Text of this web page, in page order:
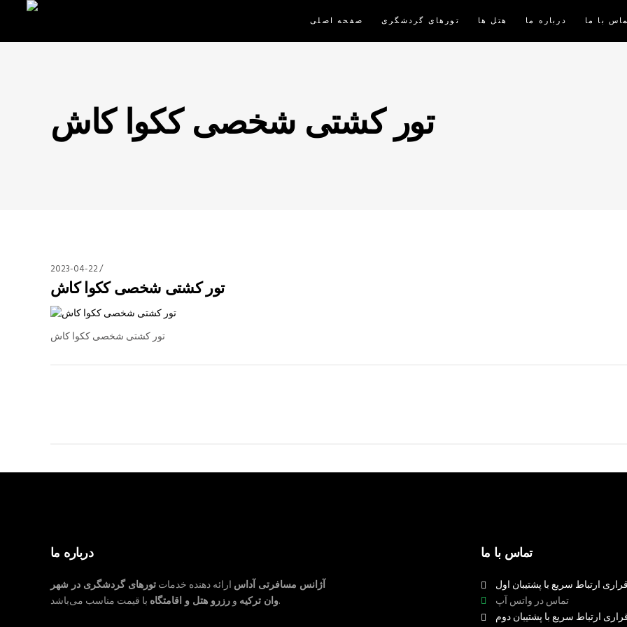
صفحه اصلی تورهای گردشگری هتل ها درباره ما با ما
تور کشتی شخصی ککوا کاش
2023-04-22
تور کشتی شخصی ککوا کاش
تور کشتی شخصی ککوا کاش
درباره ما
آژانس مسافرتی آداس ارائه دهنده خدماتتورهای گردشگری در شهر
وان ترکیه ورزرو هتل و اقامتگاه با قیمت مناسب می‌باشد.
تماس با ما
ارتباط سریع با پشتیبان اول
تماس در واتس آپ
ارتباط سریع با پشتیبان دوم